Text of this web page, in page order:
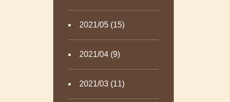
2021/05 (15)
2021/04 (9)
2021/03 (11)